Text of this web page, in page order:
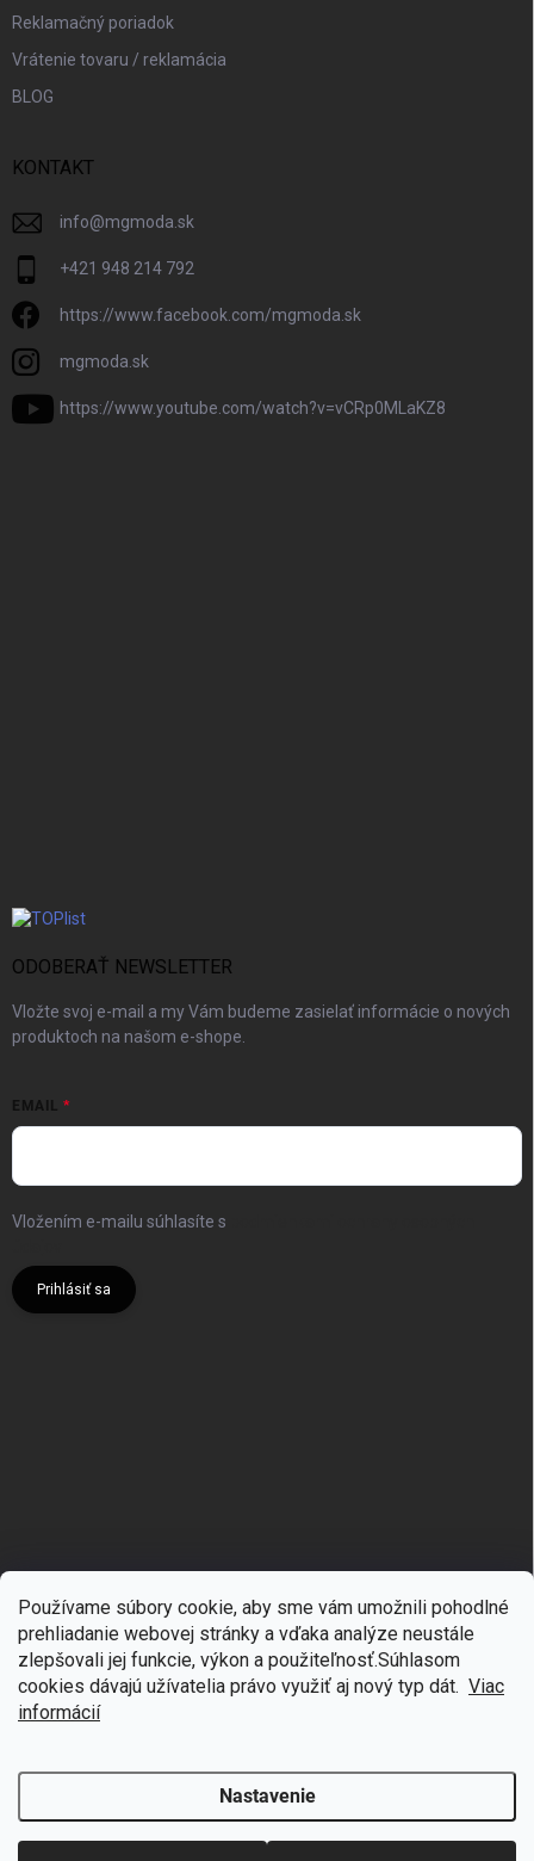
Používame súbory cookie, aby sme vám umožnili pohodlné
prehliadanie webovej stránky a vďaka analýze neustále
zlepšovali jej funkcie, výkon a použiteľnosť.Súhlasom
cookies dávajú užívatelia právo využiť aj nový typ dát. Viac
informácií
Nastavenie
Reklamačný poriadok
Vrátenie tovaru / reklamácia
BLOG
KONTAKT
info@mgmoda.sk
+421 948 214 792
https://www.facebook.com/mgmoda.sk
mgmoda.sk
https://www.youtube.com/watch?v=vCRp0MLaKZ8
ODOBERAŤ NEWSLETTER
Vložte svoj e-mail a my Vám budeme zasielať informácie o nových
produktoch na našom e-shope.
EMAIL
Vložením e-mailu súhlasíte s
Prihlásiť sa
Copyright 2026 mgmoda.sk . Všetky práva vyhradené.Upraviť nastavenie
🎁Získajte 7 % zľavu na prvý nákup
Prihláste sa k odberu noviniek
Chcem zľavu